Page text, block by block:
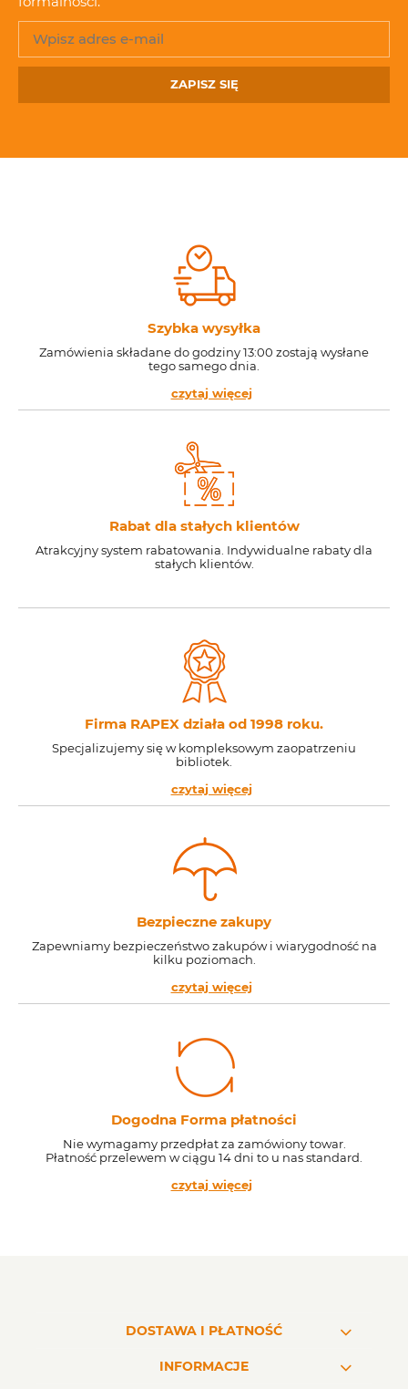
ZAPISZ SIĘ
Szybka wysyłka
Zamówienia składane do godziny 13:00 zostają wysłane
tego samego dnia.
czytaj więcej
Rabat dla stałych klientów
Atrakcyjny system rabatowania. Indywidualne rabaty dla
stałych klientów.
Firma RAPEX działa od 1998 roku.
Specjalizujemy się w kompleksowym zaopatrzeniu
bibliotek.
czytaj więcej
Bezpieczne zakupy
Zapewniamy bezpieczeństwo zakupów i wiarygodność na
kilku poziomach.
czytaj więcej
Dogodna Forma płatności
Nie wymagamy przedpłat za zamówiony towar.
Płatność przelewem w ciągu 14 dni to u nas standard.
czytaj więcej
DOSTAWA I PŁATNOŚĆ
INFORMACJE